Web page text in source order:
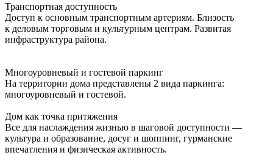
Транспортная доступность
Доступ к основным транспортным артериям. Близость
к деловым торговым и культурным центрам. Развитая
инфраструктура района.
Многоуровневый и гостевой паркинг
На территории дома представлены 2 вида паркинга:
многоуровневый и гостевой.
Дом как точка притяжения
Все для наслаждения жизнью в шаговой доступности —
культура и образование, досуг и шоппинг, гурманские
впечатления и физическая активность.